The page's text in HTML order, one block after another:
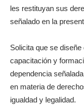
les restituyan sus
señalado en la
Solicita que se
capacitación y
dependencia
en materia de
igualdad y legalidad.